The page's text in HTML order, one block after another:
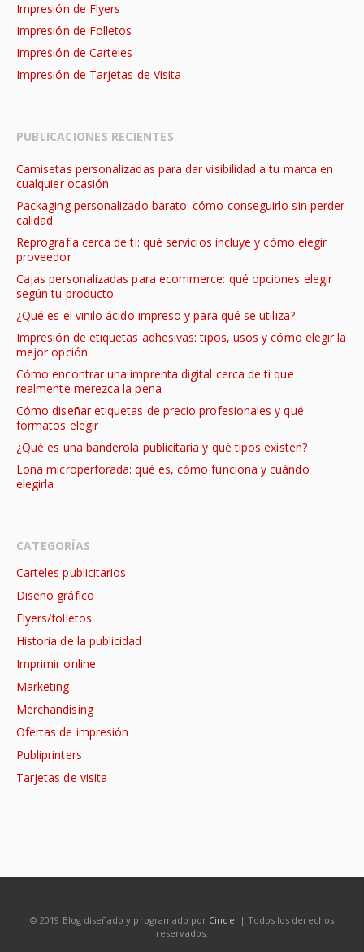
Impresión de Flyers
Impresión de Folletos
Impresión de Carteles
Impresión de Tarjetas de Visita
PUBLICACIONES RECIENTES
Camisetas personalizadas para dar visibilidad a tu marca en
cualquier ocasión
Packaging personalizado barato: cómo conseguirlo sin perder
calidad
Reprografía cerca de ti: qué servicios incluye y cómo elegir
proveedor
Cajas personalizadas para ecommerce: qué opciones elegir
según tu producto
¿Qué es el vinilo ácido impreso y para qué se utiliza?
Impresión de etiquetas adhesivas: tipos, usos y cómo elegir la
mejor opción
Cómo encontrar una imprenta digital cerca de ti que
realmente merezca la pena
Cómo diseñar etiquetas de precio profesionales y qué
formatos elegir
¿Qué es una banderola publicitaria y qué tipos existen?
Lona microperforada: qué es, cómo funciona y cuándo
elegirla
CATEGORÍAS
Carteles publicitarios
Diseño gráfico
Flyers/folletos
Historia de la publicidad
Imprimir online
Marketing
Merchandising
Ofertas de impresión
Publiprinters
Tarjetas de visita
© 2019 Blog diseñado y programado por Cinde. | Todos los derechos
reservados.